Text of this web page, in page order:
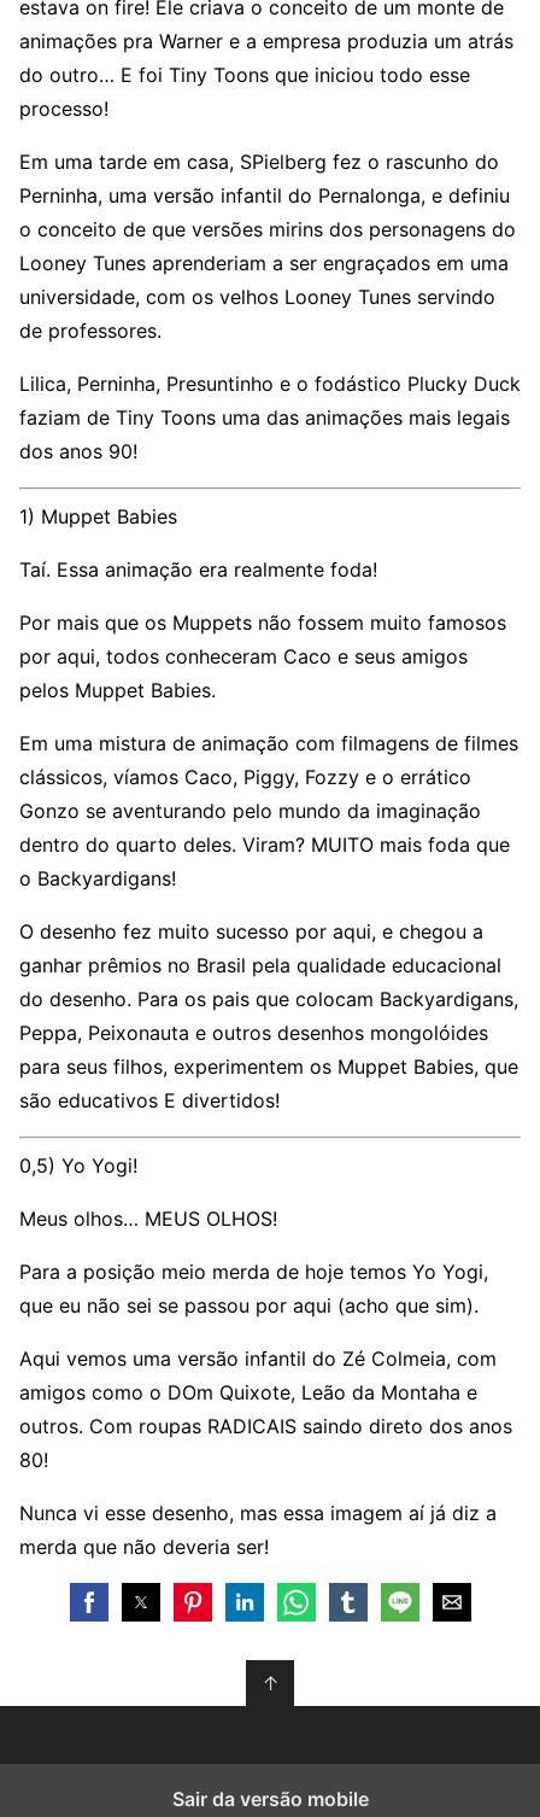
estava on fire! Ele criava o conceito de um monte de
animações pra Warner e a empresa produzia um atrás
do outro… E foi Tiny Toons que iniciou todo esse
processo!
Em uma tarde em casa, SPielberg fez o rascunho do
Perninha, uma versão infantil do Pernalonga, e definiu
o conceito de que versões mirins dos personagens do
Looney Tunes aprenderiam a ser engraçados em uma
universidade, com os velhos Looney Tunes servindo
de professores.
Lilica, Perninha, Presuntinho e o fodástico Plucky Duck
faziam de Tiny Toons uma das animações mais legais
dos anos 90!
1) Muppet Babies
Taí. Essa animação era realmente foda!
Por mais que os Muppets não fossem muito famosos
por aqui, todos conheceram Caco e seus amigos
pelos Muppet Babies.
Em uma mistura de animação com filmagens de filmes
clássicos, víamos Caco, Piggy, Fozzy e o errático
Gonzo se aventurando pelo mundo da imaginação
dentro do quarto deles. Viram? MUITO mais foda que
o Backyardigans!
O desenho fez muito sucesso por aqui, e chegou a
ganhar prêmios no Brasil pela qualidade educacional
do desenho. Para os pais que colocam Backyardigans,
Peppa, Peixonauta e outros desenhos mongolóides
para seus filhos, experimentem os Muppet Babies, que
são educativos E divertidos!
0,5) Yo Yogi!
Meus olhos… MEUS OLHOS!
Para a posição meio merda de hoje temos Yo Yogi,
que eu não sei se passou por aqui (acho que sim).
Aqui vemos uma versão infantil do Zé Colmeia, com
amigos como o DOm Quixote, Leão da Montaha e
outros. Com roupas RADICAIS saindo direto dos anos
80!
Nunca vi esse desenho, mas essa imagem aí já diz a
merda que não deveria ser!
↑
Sair da versão mobile